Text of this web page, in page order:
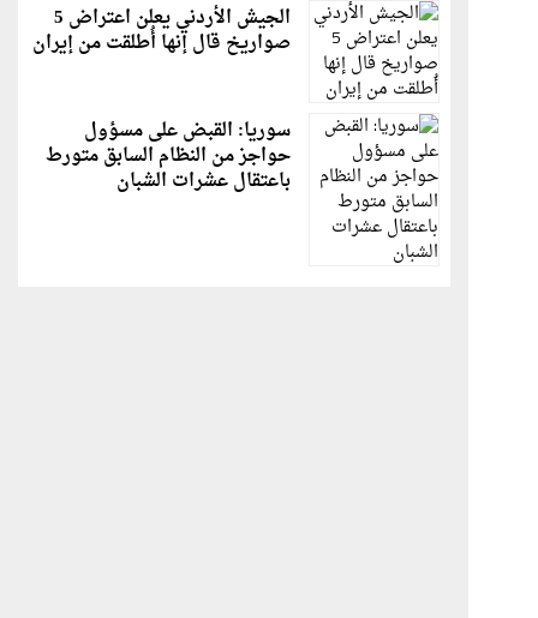
الجيش الأردني يعلن اعتراض 5
صواريخ قال إنها أُطلقت من إيران
سوريا: القبض على مسؤول
حواجز من النظام السابق متورط
باعتقال عشرات الشبان